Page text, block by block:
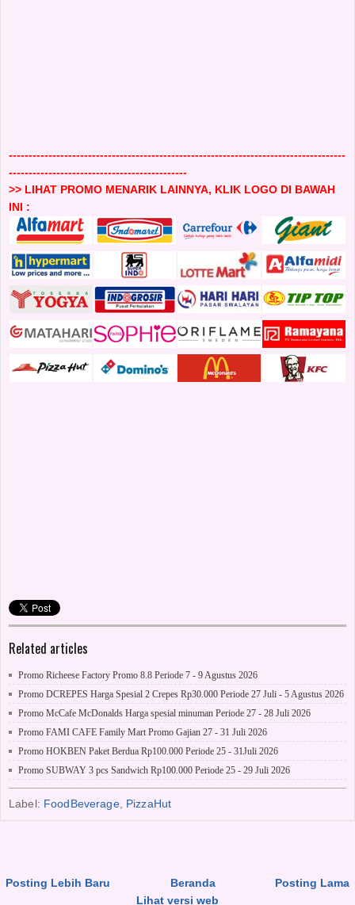
-------------------------------------------------------------------------------------
---------------------------------------------
>> LIHAT PROMO MENARIK LAINNYA, KLIK LOGO DI BAWAH
INI :
Related articles
Promo Richeese Factory Promo 8.8 Periode 7 - 9 Agustus 2026
Promo DCREPES Harga Spesial 2 Crepes Rp30.000 Periode 27 Juli - 5 Agustus 2026
Promo McCafe McDonalds Harga spesial minuman Periode 27 - 28 Juli 2026
Promo FAMI CAFE Family Mart Promo Gajian 27 - 31 Juli 2026
Promo HOKBEN Paket Berdua Rp100.000 Periode 25 - 31Juli 2026
Promo SUBWAY 3 pcs Sandwich Rp100.000 Periode 25 - 29 Juli 2026
Label: FoodBeverage, PizzaHut
Posting Lebih Baru Posting Lama
Beranda
Lihat versi web